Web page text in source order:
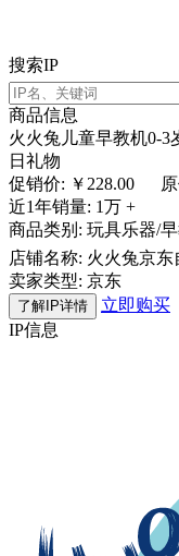
搜索IP
商品信息
火火兔儿童早教机0-3
日礼物
促销价: ￥ 228.00
近1年销量: 1万 +
商品类别: 玩具乐器/
店铺名称: 火火兔京东
卖家类型: 京东
了解IP详情
立即购买
IP信息